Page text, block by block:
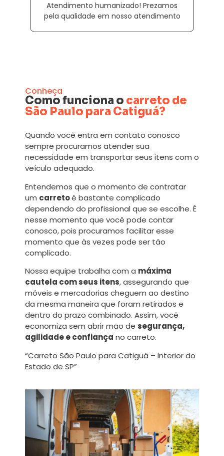
Atendimento humanizado! Prezamos
pela qualidade em nosso atendimento
Conheça
Como funciona o carreto de
São Paulo para Catiguá?
Quando você entra em contato conosco
sempre procuramos atender sua
necessidade em transportar seus itens com o
veículo adequado.
Entendemos que o momento de contratar
um carretoé bastante complicado
dependendo do profissional que se escolhe. É
nesse momento que você pode contar
conosco, pois procuramos facilitar esse
momento que às vezes pode ser tão
complicado.
Nossa equipe trabalha com a máxima
cautela com seus itens, assegurando que
móveis e mercadorias cheguem ao destino
da mesma maneira que foram retirados e
dentro do prazo combinado. Assim, você
economiza sem abrir mão de segurança,
agilidade e confiança no carreto.
“Carreto São Paulo para Catiguá – Interior do
Estado de SP”